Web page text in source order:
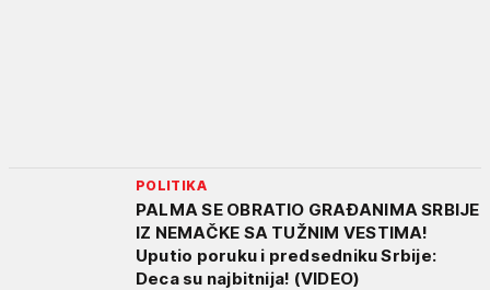
POLITIKA
PALMA SE OBRATIO GRAĐANIMA SRBIJE
IZ NEMAČKE SA TUŽNIM VESTIMA!
Uputio poruku i predsedniku Srbije:
Deca su najbitnija! (VIDEO)